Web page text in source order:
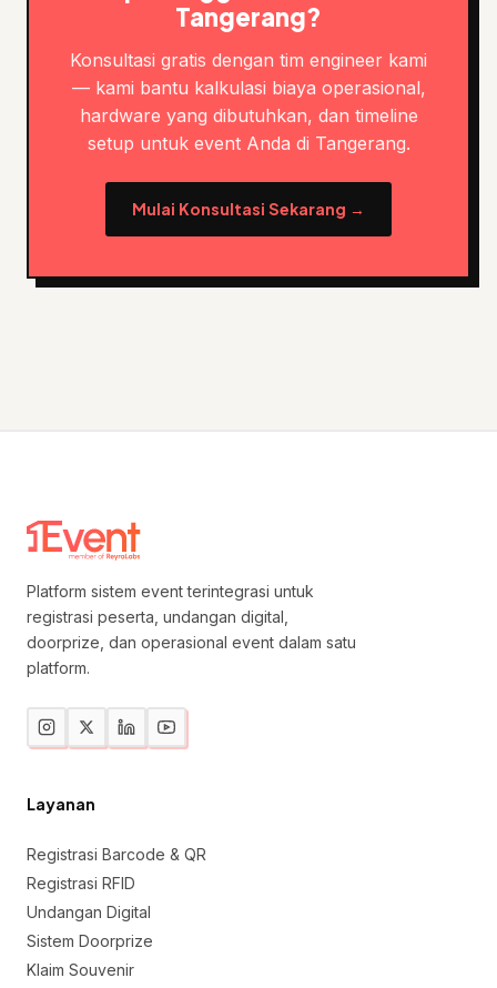
Tangerang?
Konsultasi gratis dengan tim engineer kami
— kami bantu kalkulasi biaya operasional,
hardware yang dibutuhkan, dan timeline
setup untuk event Anda di Tangerang.
Mulai Konsultasi Sekarang →
Platform sistem event terintegrasi untuk
registrasi peserta, undangan digital,
doorprize, dan operasional event dalam satu
platform.
Layanan
Registrasi Barcode & QR
Registrasi RFID
Undangan Digital
Sistem Doorprize
Klaim Souvenir